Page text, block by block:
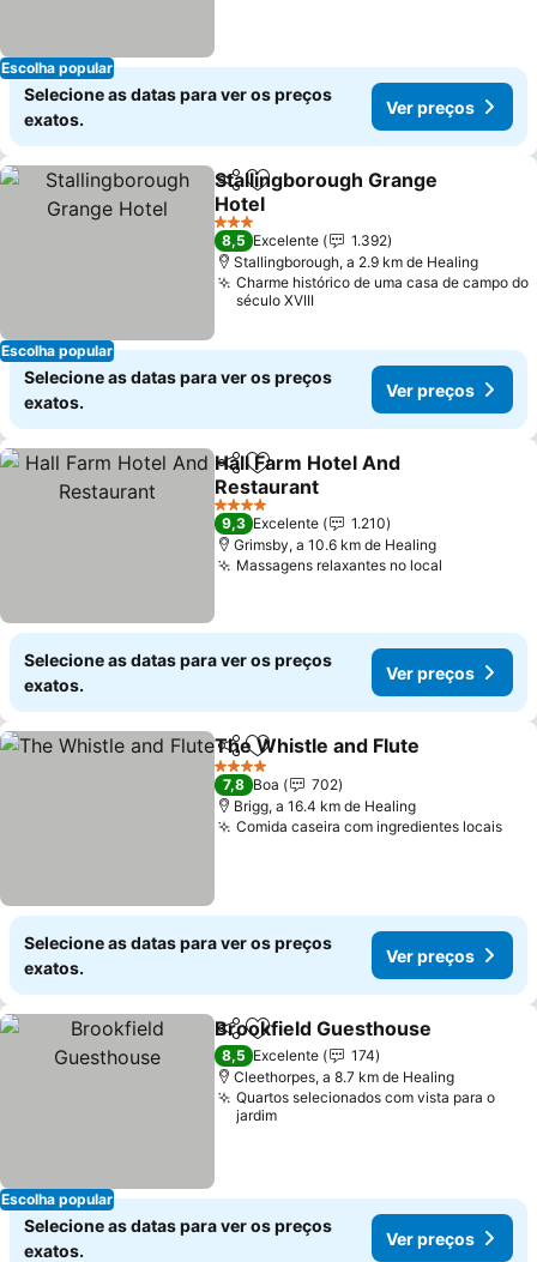
Escolha popular
Selecione as datas para ver os preços
exatos.
Ver preços
Escolha popular
PartilharAdicionar aos favoritos
Stallingborough Grange
Hotel
3 Estrelas
8,5 Excelente
1.392
Stallingborough, a 2.9 km de Healing
Charme histórico de uma casa de campo do
século XVIII
Selecione as datas para ver os preços
exatos.
Ver preços
PartilharAdicionar aos favoritos
Hall Farm Hotel And
Restaurant
4 Estrelas
9,3 Excelente
1.210
Grimsby, a 10.6 km de Healing
Massagens relaxantes no local
Selecione as datas para ver os preços
exatos.
Ver preços
PartilharAdicionar aos favoritos
The Whistle and Flute
4 Estrelas
7,8 Boa
702
Brigg, a 16.4 km de Healing
Comida caseira com ingredientes locais
Selecione as datas para ver os preços
exatos.
Ver preços
Escolha popular
PartilharAdicionar aos favoritos
Brookfield Guesthouse
8,5 Excelente
174
Cleethorpes, a 8.7 km de Healing
Quartos selecionados com vista para o
jardim
Selecione as datas para ver os preços
exatos.
Ver preços